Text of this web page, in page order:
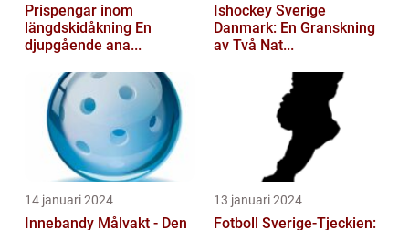
Prispengar inom
längdskidåkning En
djupgående ana...
Ishockey Sverige
Danmark: En Granskning
av Två Nat...
14 januari 2024
Innebandy Målvakt - Den
13 januari 2024
Fotboll Sverige-Tjeckien: